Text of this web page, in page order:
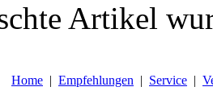
Artikel
Home | Empfehlungen | Service |